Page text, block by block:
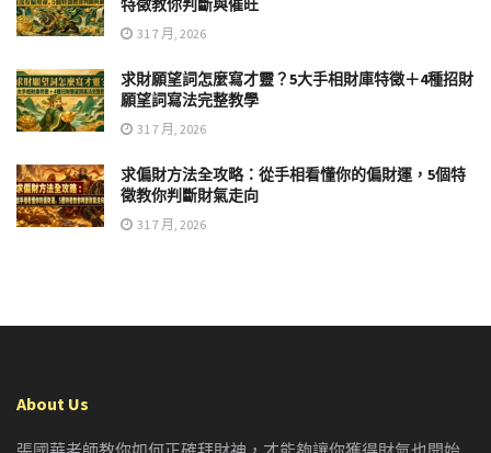
特徵教你判斷與催旺
31 7 月, 2026
求財願望詞怎麼寫才靈？5大手相財庫特徵＋4種招財
願望詞寫法完整教學
31 7 月, 2026
求偏財方法全攻略：從手相看懂你的偏財運，5個特
徵教你判斷財氣走向
31 7 月, 2026
About Us